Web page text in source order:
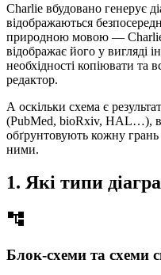
Charlie вбудовано генерує
відображаються
природною мовою — Charlie
відображає його у вигляді
необхідності копіювати та
редактор.
А оскільки схема є
(PubMed, bioRxiv, HAL…),
обґрунтовують кожну грань
ними.
1. Які типи
account_tree
Блок-схеми та схеми